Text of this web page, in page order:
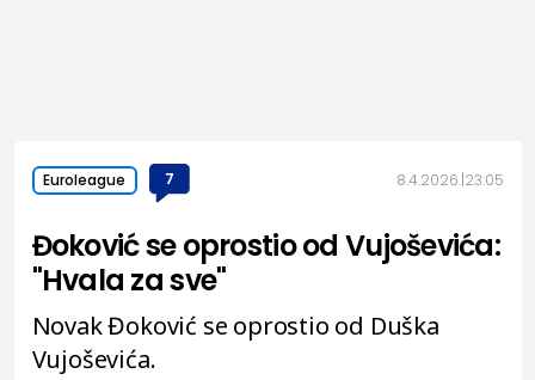
Euroleague 7 8.4.2026. 23:05
Đoković se oprostio od Vujoševića:
"Hvala za sve"
Novak Đoković se oprostio od Duška
Vujoševića.